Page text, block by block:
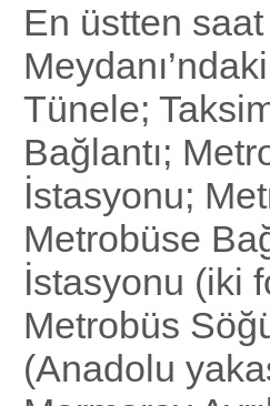
En üstten
Tünele;
Bağlantı;
İstasyonu;
Metrobüse
İstasyonu (iki
Metrobüs
(Anadolu